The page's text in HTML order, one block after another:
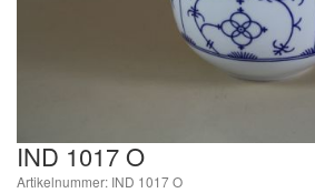
IND 1017 O
Artikelnummer: IND 1017 O